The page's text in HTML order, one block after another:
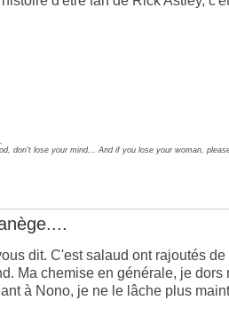
don't lose your mind... And if you lose your woman,
dit. C'est salaud ont rajoutés
Ma chemise en générale, je
à Nono, je ne le lâche plus